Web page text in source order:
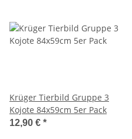
Krüger Tierbild Gruppe 3
Kojote 84x59cm 5er Pack
12,90 € *